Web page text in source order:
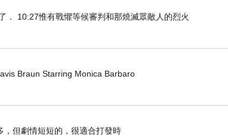
10:27惟有戰懼等候審判和那燒滅眾敵人的烈火
Braun Starring Monica Barbaro
但劇情短短的，很適合打發時